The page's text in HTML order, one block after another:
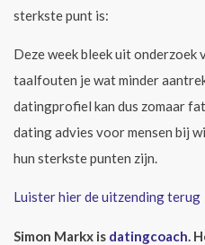
sterkste punt is:
Deze week bleek uit
taalfouten je wat minder
datingprofiel kan dus zomaar
dating advies voor mensen bij
hun sterkste punten zijn.
Luister hier de uitzending terug
Simon Markx is datingcoach.